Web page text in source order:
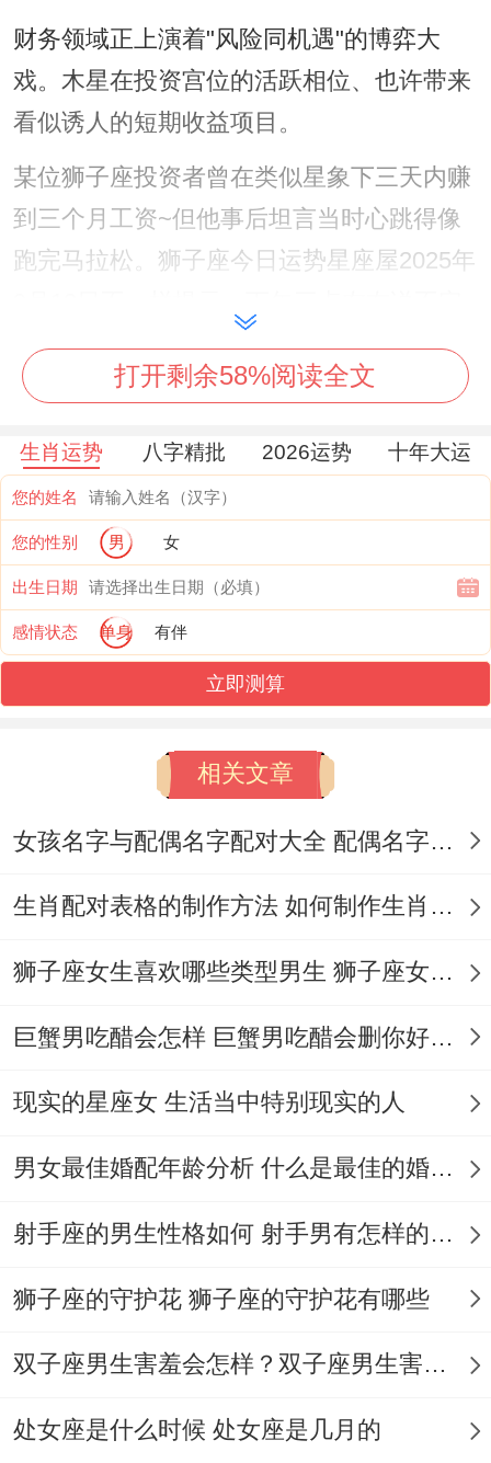
财务领域正上演着"风险同机遇"的博弈大
戏。木星在投资宫位的活跃相位、也许带来
看似诱人的短期收益项目。
某位狮子座投资者曾在类似星象下三天内赚
到三个月工资~但他事后坦言当时心跳得像
跑完马拉松。狮子座今日运势星座屋2025年
出现关键财务信息、有位从事金融业的狮子
座回忆，去年同期的这个时辰，他偶然听到
金。
健康运势像忽明忽暗的霓虹灯需要分外关
注。火星带来的亢奋能量可能让...发生你连
续熬夜处理工作 - 就像某位狮子座博主上周
因连轴转直播而突发耳鸣。
狮子座今日运势星座屋2025年9月13日显
示、傍晚五点到七点适合进行舒缓运动，有
位坚持普拉提的狮子座表示 - 这个时段锻炼
后睡眠质量提升了40%。
午茶点心，某位正在减脂的狮子座就曾在这
个星象下单日摄入三块熔岩蛋糕。
创意领域将迎来井喷式灵感 - 水星在第五宫
法。就像某位狮子座编剧在像星象下 - 用三
提到~随身携带便签本会派上大用场,有设计
师就是在等咖啡时随手画下的涂鸦、后来成
不过要看信息过载~某位自媒体人曾因在并
且跟进五个创意而差点错过截稿日期！
打开剩余58%阅读全文
生肖运势 八字精批 2026运势 十年大运
您的姓名
您的性别 男 女
出生日期
感情状态 单身 有伴
立即测算
相关文章
女孩名字与配偶名字配对大全 配偶名字配对女孩版
生肖配对表格的制作方法 如何制作生肖配对表格
狮子座女生喜欢哪些类型男生 狮子座女生喜欢哪种男生
巨蟹男吃醋会怎样 巨蟹男吃醋会删你好友吗
现实的星座女 生活当中特别现实的人
男女最佳婚配年龄分析 什么是最佳的婚配年龄吗
射手座的男生性格如何 射手男有怎样的性格
狮子座的守护花 狮子座的守护花有哪些
双子座男生害羞会怎样？双子座男生害羞的表现 双子座男生害羞会怎么样
处女座是什么时候 处女座是几月的